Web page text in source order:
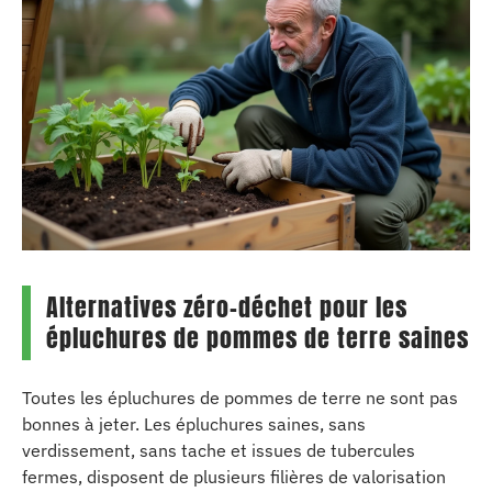
Alternatives zéro-déchet pour les
épluchures de pommes de terre saines
Toutes les épluchures de pommes de terre ne sont pas
bonnes à jeter. Les épluchures saines, sans
verdissement, sans tache et issues de tubercules
fermes, disposent de plusieurs filières de valorisation